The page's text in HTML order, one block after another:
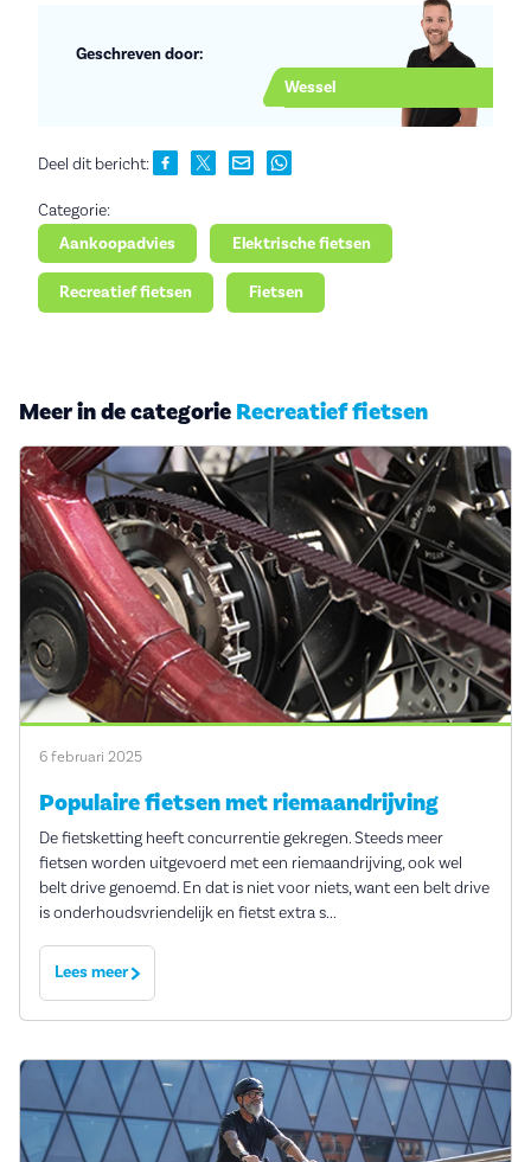
Geschreven door:
Wessel
Deel dit bericht:
Categorie:
Aankoopadvies
Elektrische fietsen
Recreatief fietsen Fietsen
Meer in de categorieRecreatief fietsen
6 februari 2025
Populaire fietsen met riemaandrijving
De fietsketting heeft concurrentie gekregen. Steeds meer
fietsen worden uitgevoerd met een riemaandrijving, ook wel
belt drive genoemd. En dat is niet voor niets, want een belt drive
is onderhoudsvriendelijk en fietst extra s...
Lees meer